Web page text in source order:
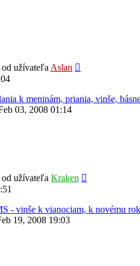
od užívateľa Aslan
k meninám, priania, vinše,
03, 2008 01:14
od užívateľa Kraken
- vinše k vianociam, k novému
19, 2008 19:03